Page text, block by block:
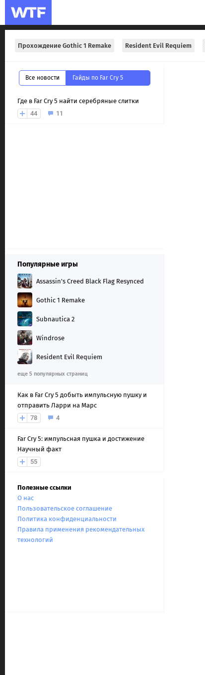
Прохождение Gothic 1 Remake Resident Evil Requiem
Все новости Гайды по Far Cry 5
Где в Far Cry 5 найти серебряные слитки
44
11
Популярные игры
Assassin's Creed Black Flag Resynced
Gothic 1 Remake
Subnautica 2
Windrose
Resident Evil Requiem
еще 5 популярных страниц
Как в Far Cry 5 добыть импульсную пушку и
отправить Ларри на Марс
78
4
Far Cry 5: импульсная пушка и достижение
Научный факт
55
Полезные ссылки
О нас
Пользовательское соглашение
Политика конфиденциальности
Правила применения рекомендательных
технологий